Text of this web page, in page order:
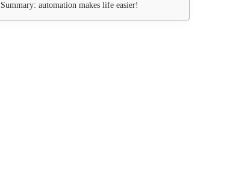
Summary: automation makes life easier!